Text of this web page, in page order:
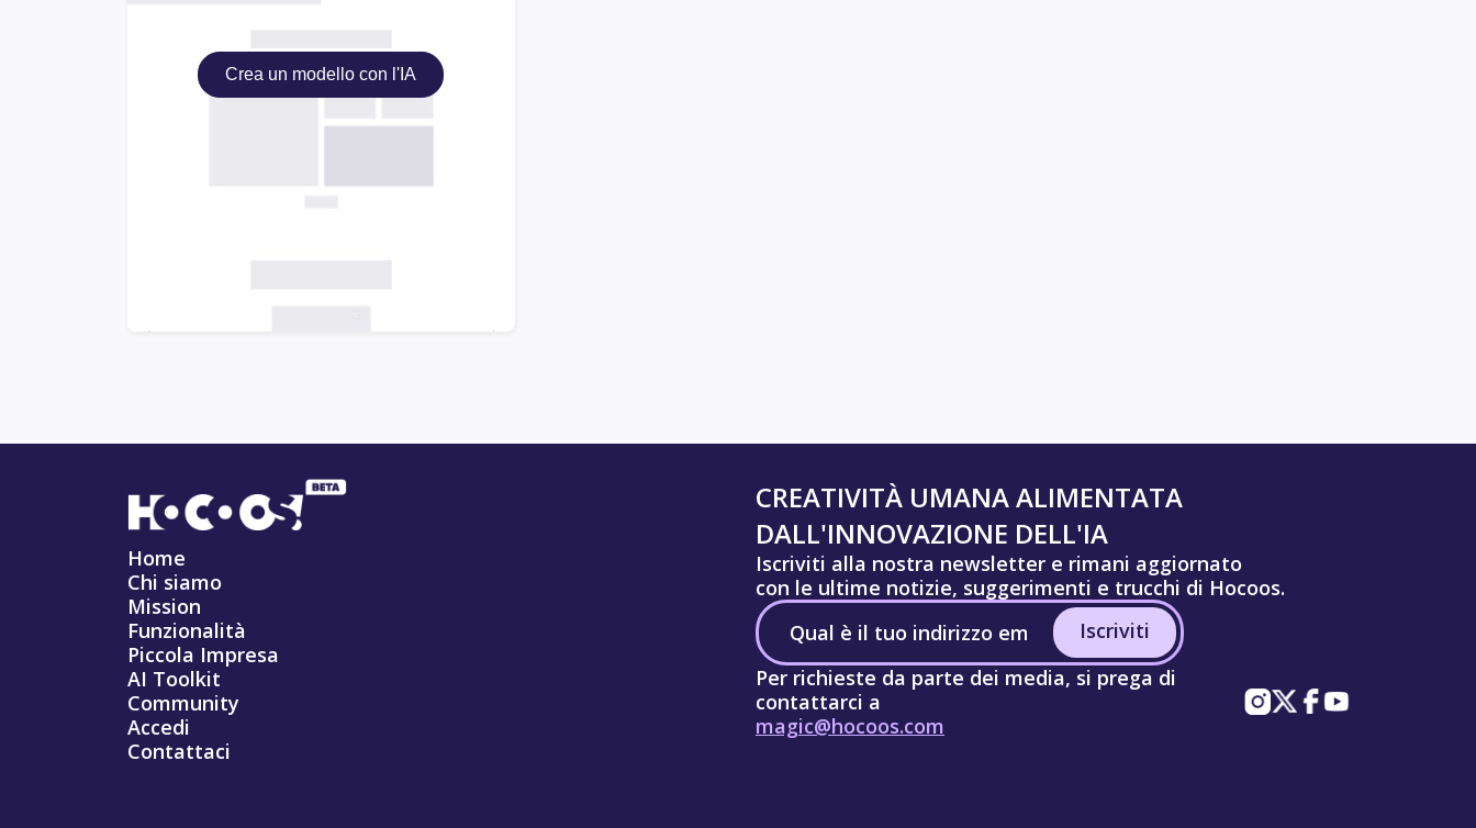
Crea un modello con l'IA
Home
Chi siamo
Mission
Funzionalità
Piccola Impresa
AI Toolkit
Community
Accedi
Contattaci
CREATIVITÀ UMANA ALIMENTATA
DALL'INNOVAZIONE DELL'IA
Iscriviti alla nostra newsletter e rimani aggiornato
con le ultime notizie, suggerimenti e trucchi di Hocoos.
Iscriviti
Per richieste da parte dei media, si prega di
contattarci a
magic@hocoos.com